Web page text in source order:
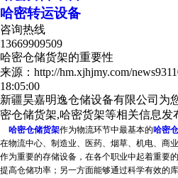
哈密转运设备
咨询热线
13669909509
哈密仓储货架的重要性
来源：http://hm.xjhjmy.com/
18:05:00
新疆昊嘉明逸仓储设备有限公司为
密仓储货架,哈密货架等相关信息发
哈密仓储货架作为物流环节中最基本的哈密
在物流中心、制造业、医药、烟草、机电、商
作为重要的存储设备，在各个职业中起着重要
提高仓储功率；另一方面能够通过科学有效的